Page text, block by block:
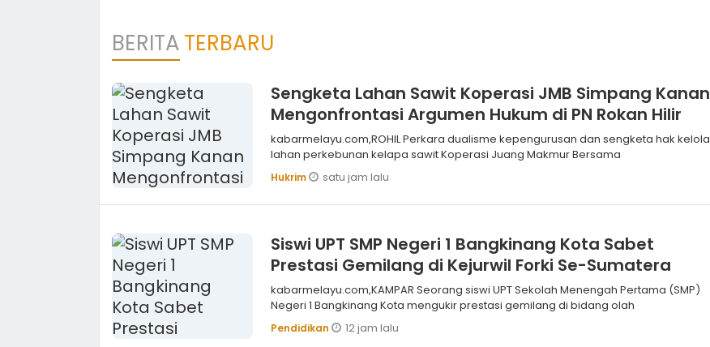
BERITATERBARU
Sengketa Lahan Sawit Koperasi JMB Simpang Kanan
Mengonfrontasi Argumen Hukum di PN Rokan Hilir
kabarmelayu.com,ROHIL Perkara dualisme kepengurusan dan sengketa hak kelola
lahan perkebunan kelapa sawit Koperasi Juang Makmur Bersama
Hukrim satu jam lalu
Siswi UPT SMP Negeri 1 Bangkinang Kota Sabet
Prestasi Gemilang di Kejurwil Forki Se-Sumatera
kabarmelayu.com,KAMPAR Seorang siswi UPT Sekolah Menengah Pertama (SMP)
Negeri 1 Bangkinang Kota mengukir prestasi gemilang di bidang olah
Pendidikan 12 jam lalu